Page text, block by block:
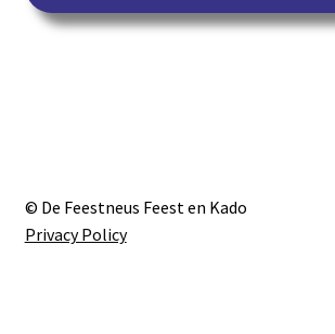
© De Feestneus Feest en Kado
Privacy Policy